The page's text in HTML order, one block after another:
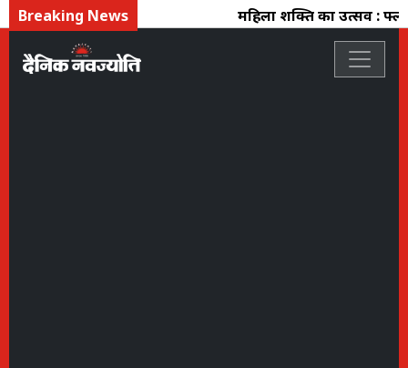
Breaking News महिला शक्ति का उत्सव : फ्लो